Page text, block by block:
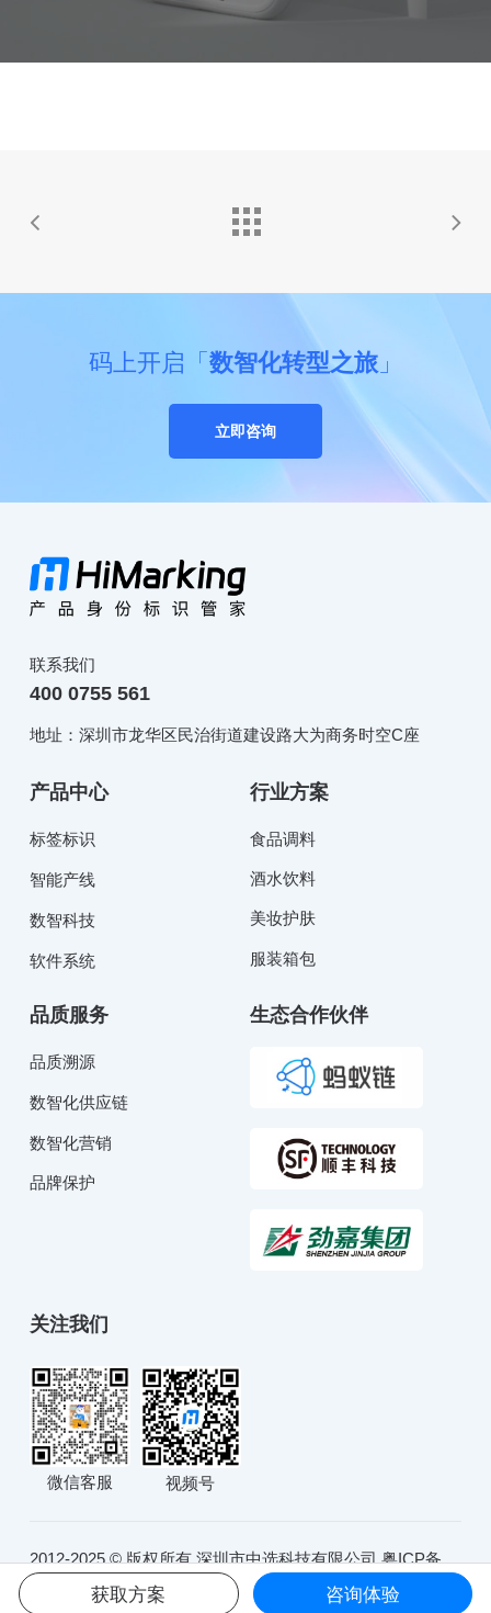
码上开启「 数智化转型之旅」
立即咨询
联系我们
400 0755 561
地址：深圳市龙华区民治街道建设路大为商务时空C座
产品中心
标签标识
智能产线
数智科技
软件系统
行业方案
食品调料
酒水饮料
美妆护肤
服装箱包
品质服务
品质溯源
数智化供应链
数智化营销
品牌保护
生态合作伙伴
关注我们
微信客服 视频号
2012-2025 © 版权所有 深圳市中选科技有限公司粤ICP备
10234991号 粤公网安备44030902001051号
获取方案 咨询体验